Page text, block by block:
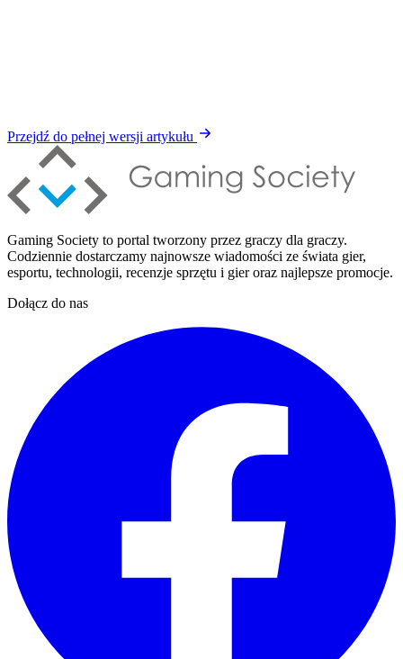
Przejdź do pełnej wersji artykułu
Gaming Society to portal tworzony przez graczy dla graczy.
Codziennie dostarczamy najnowsze wiadomości ze świata gier,
esportu, technologii, recenzje sprzętu i gier oraz najlepsze promocje.
Dołącz do nas